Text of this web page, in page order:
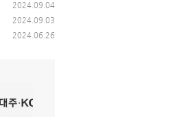
2024.09.04
2024.09.03
2024.06.26